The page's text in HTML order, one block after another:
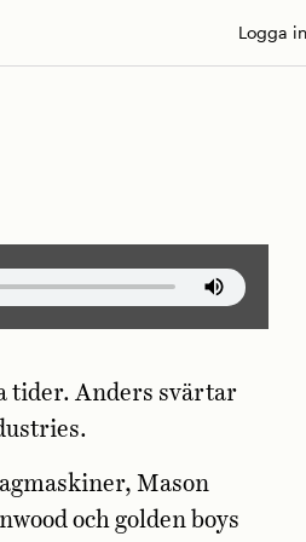
Logga in
tider. Anders svärtar
Mason
och golden boys